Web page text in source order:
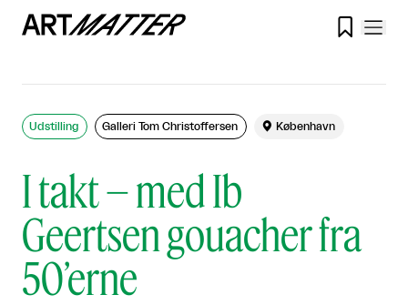

I takt – med Ib
Geertsen gouacher fra
50’erne
Udstilling Galleri Tom Christoffersen  København